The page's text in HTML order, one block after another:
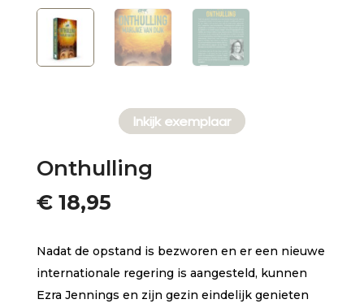
Inkijk exemplaar
Onthulling
€18,95
Nadat de opstand is bezworen en er een nieuwe
internationale regering is aangesteld, kunnen
Ezra Jennings en zijn gezin eindelijk genieten